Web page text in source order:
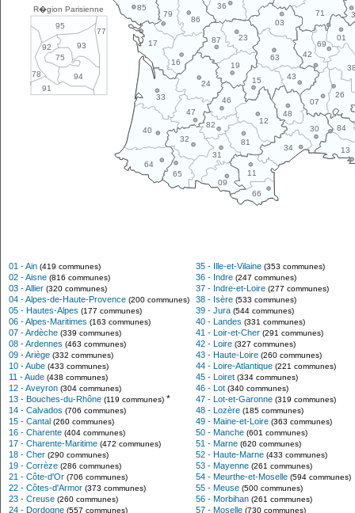
R�gion Parisienne
77
78
91
95
93
75
94
92
11
12
13
15
16
17
19
23
24
26
30
31
32
33
34
36
40
42
43
46
47
48
63
64
65
66
69
01
03
07
09
71
79
81
82 84
85
86
87
01 - Ain (419 communes)
02 - Aisne (816 communes)
03 - Allier (320 communes)
04 - Alpes-de-Haute-Provence (200 communes)
05 - Hautes-Alpes (177 communes)
06 - Alpes-Maritimes (163 communes)
07 - Ardèche (339 communes)
08 - Ardennes (463 communes)
09 - Ariège (332 communes)
10 - Aube (433 communes)
11 - Aude (438 communes)
12 - Aveyron (304 communes)
13 - Bouches-du-Rhône (119 communes) *
14 - Calvados (706 communes)
15 - Cantal (260 communes)
16 - Charente (404 communes)
17 - Charente-Maritime (472 communes)
18 - Cher (290 communes)
19 - Corrèze (286 communes)
21 - Côte-d'Or (706 communes)
22 - Côtes-d'Armor (373 communes)
23 - Creuse (260 communes)
24 - Dordogne (557 communes)
35 - Ille-et-Vilaine (353 communes)
36 - Indre (247 communes)
37 - Indre-et-Loire (277 communes)
38 - Isère (533 communes)
39 - Jura (544 communes)
40 - Landes (331 communes)
41 - Loir-et-Cher (291 communes)
42 - Loire (327 communes)
43 - Haute-Loire (260 communes)
44 - Loire-Atlantique (221 communes)
45 - Loiret (334 communes)
46 - Lot (340 communes)
47 - Lot-et-Garonne (319 communes)
48 - Lozère (185 communes)
49 - Maine-et-Loire (363 communes)
50 - Manche (601 communes)
51 - Marne (620 communes)
52 - Haute-Marne (433 communes)
53 - Mayenne (261 communes)
54 - Meurthe-et-Moselle (594 communes)
55 - Meuse (500 communes)
56 - Morbihan (261 communes)
57 - Moselle (730 communes)